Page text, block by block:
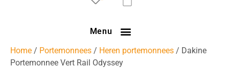
Menu
Home / Portemonnees / Heren portemonnees / Dakine
Portemonnee Vert Rail Odyssey